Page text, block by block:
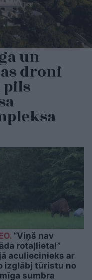
un
droni
pils
“Viņš nav
rotaļlieta!”
aculiecinieks ar
izglābj tūristu no
sumbra